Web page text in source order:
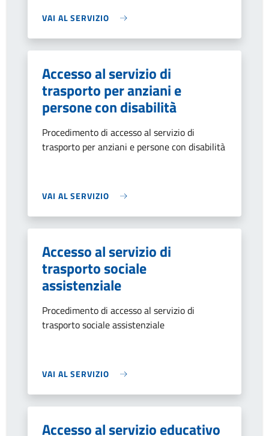
VAI AL SERVIZIO
Accesso al servizio di
trasporto per anziani e
persone con disabilità
Procedimento di accesso al servizio di
trasporto per anziani e persone con disabilità
VAI AL SERVIZIO
Accesso al servizio di
trasporto sociale
assistenziale
Procedimento di accesso al servizio di
trasporto sociale assistenziale
VAI AL SERVIZIO
Accesso al servizio educativo